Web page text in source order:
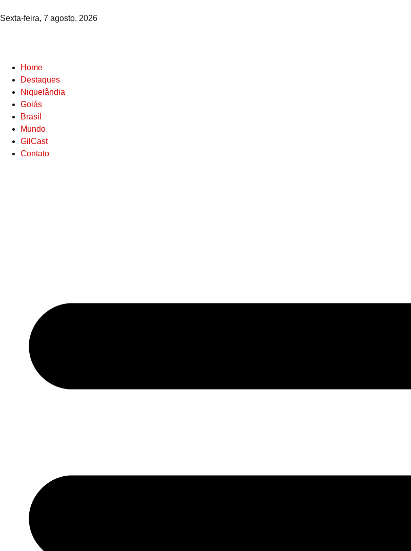
Sexta-feira, 7 agosto, 2026
Home
Destaques
Niquelândia
Goiás
Brasil
Mundo
GilCast
Contato